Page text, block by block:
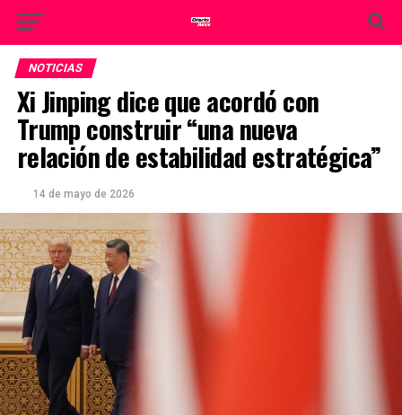
NOTICIAS
Xi Jinping dice que acordó con
Trump construir “una nueva
relación de estabilidad estratégica”
14 de mayo de 2026